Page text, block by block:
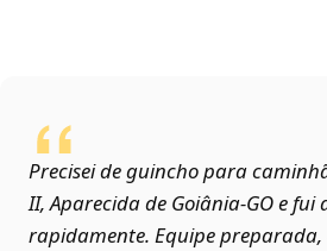
Precisei de guincho para
II, Aparecida de Goiânia‑GO e fui
rapidamente. Equipe preparada,